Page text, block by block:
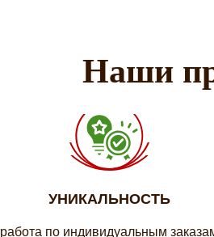
Наши
УНИКАЛЬНОСТЬ
работа по индивидуальным